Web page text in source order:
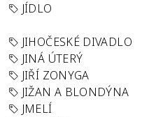
JÍDLO
JIHOČESKÉ DIVADLO
JINÁ ÚTERÝ
JIŘÍ ZONYGA
JIŽAN A BLONDÝNA
JMELÍ